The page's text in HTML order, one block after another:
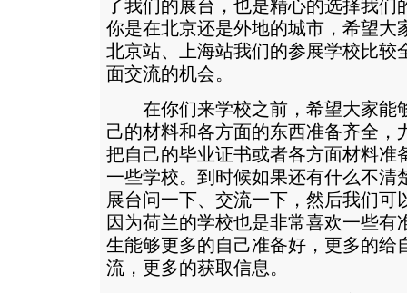
了我们的展台，也是精心的选择我
你是在北京还是外地的城市，希望大
北京站、上海站我们的参展学校比较
面交流的机会。
在你们来学校之前，希望大家能
己的材料和各方面的东西准备齐全，
把自己的毕业证书或者各方面材料准
一些学校。到时候如果还有什么不清
展台问一下、交流一下，然后我们可
因为荷兰的学校也是非常喜欢一些有
生能够更多的自己准备好，更多的给
流，更多的获取信息。